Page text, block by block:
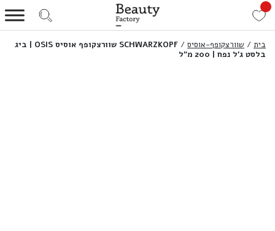
בית / שוורצקופף-אוסיס /
SCHWARZKOPF שוורצקופף אוסיס OSIS | ביג
בלסט ג’ל נפח | 200 מ”ל